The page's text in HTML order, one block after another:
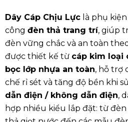
Dây Cáp Chịu Lực là phụ kiện
công đèn thả trang trí, giúp
đèn vững chắc và an toàn
được thiết kế từ cáp kim loại
bọc lớp nhựa an toàn, hỗ trợ
chế rỉ sét và tăng độ bền khi
dẫn điện / không dẫn điện,
hợp nhiều kiểu lắp đặt: từ